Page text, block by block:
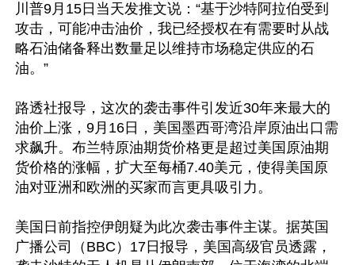
川普9月15日当天发推文说：“基于沙特阿拉伯受到
攻击，可能冲击油价，我已经授权在有需要时从战
略石油储备释出数量足以维持市场稳定供应的石
油。”
路透社报导，这次的袭击事件引发近30年来最大的
油价上涨，9月16日，美国墨西哥湾沿岸原油出口需
求飙升。布兰特原油期货价格更是超过美国原油期
货价格的涨幅，扩大至每桶7.40美元，使得美国原
油对亚洲和欧洲的买家而言更具吸引力。
美国日前指控伊朗疑为此次袭击事件主谋。据英国
广播公司（BBC）17日报导，美国高级官员透露，